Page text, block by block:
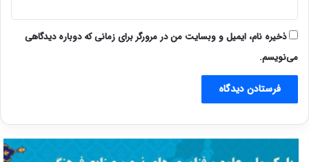
ذخیره نام، ایمیل و وبسایت من در مرورگر برای زمانی که دوباره دیدگاهی
می‌نویسم.